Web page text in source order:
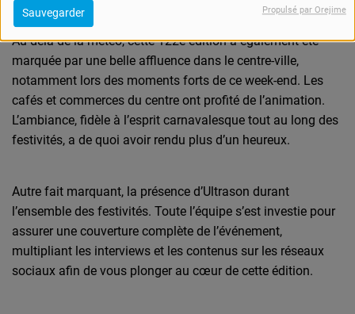
Sauvegarder Propulsé par Orejime
Au-delà de la météo, cette 122e édition a également été
marquée par une belle affluence dans le centre-ville,
notamment lors des moments forts de ce week-end. Les
cafés et commerces du centre ont profité de l’animation.
L’ambiance, fidèle à l’esprit carnavalesque tout au long des
festivités, a de quoi avoir rendu plus d’un heureux.
Autre fait marquant, la présence d’Ultrason durant
l’ensemble des festivités. Toute l’équipe s’est investie pour
assurer une couverture complète de l’événement,
multipliant les interviews et les contenus sur les réseaux
sociaux afin de vous plonger au cœur de cette édition.